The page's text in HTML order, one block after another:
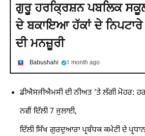
ਗੁਰੂ ਹਰਕ੍ਰਿਸ਼ਨ ਪਬਲਿਕ
ਦੇ ਬਕਾਇਆ ਹੱਕਾਂ ਦੇ
ਦੀ ਮਨਜ਼ੂਰੀ
Babushahi 1 month ago
ਡੀਐਸਜੀਐਮਸੀ ਦੀ ਨੀਅਤ 'ਤੇ ਲੱਗੀ ਮੋਹਰ:
ਨਵੀਂ ਦਿੱਲੀ 7 ਜੁਲਾਈ,
ਦਿੱਲੀ ਸਿੱਖ ਗੁਰਦੁਆਰਾ ਪ੍ਰਬੰਧਕ ਕਮੇਟੀ ਦੇ